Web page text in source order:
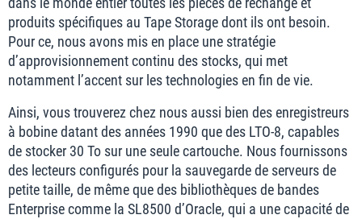
produits spécifiques au Tape Storage dont ils ont besoin.
Pour ce, nous avons mis en place une stratégie
d’approvisionnement continu des stocks, qui met
notamment l’accent sur les technologies en fin de vie.
Ainsi, vous trouverez chez nous aussi bien des enregistreurs
à bobine datant des années 1990 que des LTO-8, capables
de stocker 30 To sur une seule cartouche. Nous fournissons
des lecteurs configurés pour la sauvegarde de serveurs de
petite taille, de même que des bibliothèques de bandes
Enterprise comme la SL8500 d’Oracle, qui a une capacité de